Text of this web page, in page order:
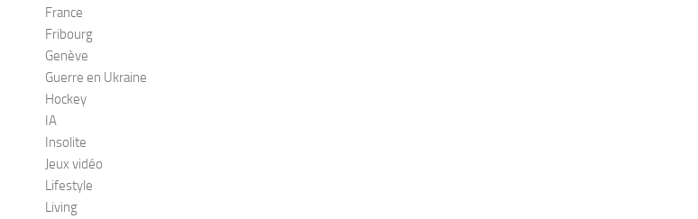
France
Fribourg
Genève
Guerre en Ukraine
Hockey
IA
Insolite
Jeux vidéo
Lifestyle
Living